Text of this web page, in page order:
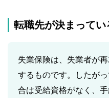
転職先が決まってい
失業保険は、失業者が
するものです。したが
合は受給資格がなく、手